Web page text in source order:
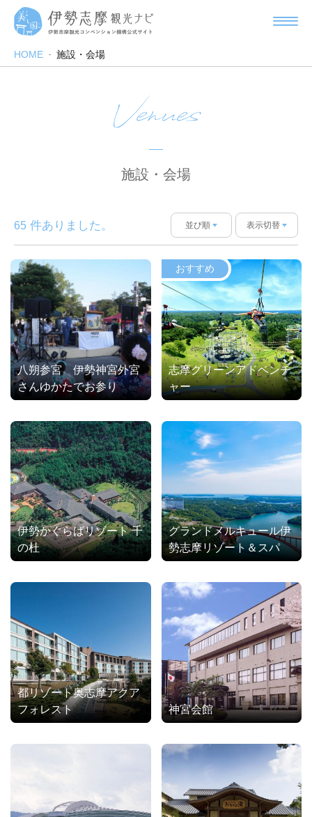
HOME 施設・会場
Venues
施設・会場
65 件ありました。 並び順 表示切替
八朔参宮 伊勢神宮外宮
さんゆかたでお参り
志摩グリーンアドベンチ
ャー
伊勢かぐらばリゾート 千
の杜
グランドメルキュール伊
勢志摩リゾート＆スパ
都リゾート奥志摩アクア
フォレスト
神宮会館